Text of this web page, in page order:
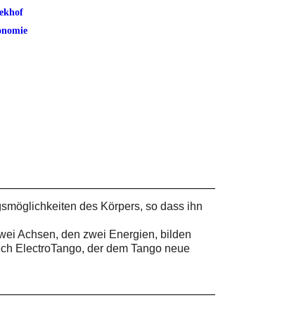
des Körpers, so dass ihn
Achsen, den zwei Energien, bilden
ElectroTango, der dem Tango neue